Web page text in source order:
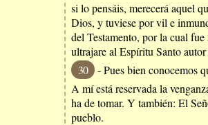
si lo pensáis, merecerá aquel
Dios, y tuviese por vil e
del Testamento, por la cual
ultrajare al Espíritu Santo
30
- Pues bien conocemos
A mí está reservada la
ha de tomar. Y también: El
pueblo.